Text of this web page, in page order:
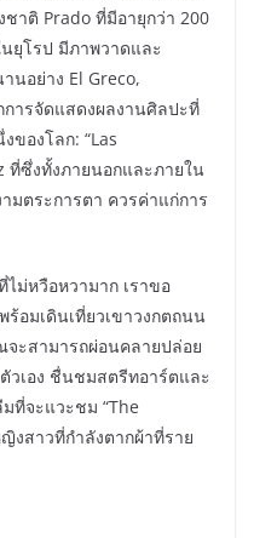
ติ Prado ที่มีอายุกว่า 200
โรป มีภาพวาดและ
นอย่าง El Greco,
การจัดแสดงผลงานศิลปะที่
ของโลก: “Las
ที่ซึ่งทั้งภายนอกและภายใน
มตระการตา ควรค่าแก่การ
ม่หวือหวามาก เราขอ
อมเดินเที่ยวเขาวงกตถนน
ะสามารถผ่อนคลายปล่อย
วเอง ชื่นชมสตรีทอาร์ตและ
ที่จะแวะชม “The
งสาวที่กำลังตากผ้าที่ราย